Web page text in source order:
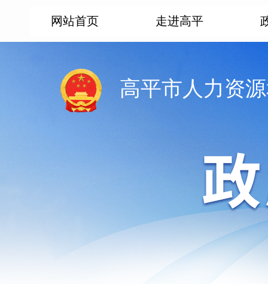
网站首页 走进高平
高平市人力资